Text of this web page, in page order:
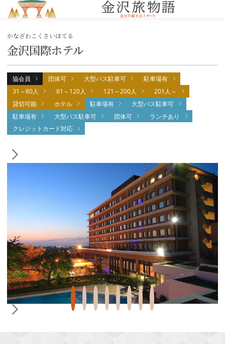
金沢国際ホテル
かなざわこくさいほてる
協会員 団体可 大型バス駐車可
駐車場有
31～80人
81～120人 121～200人
201人～
貸切可能
ホテル 駐車場有
大型バス駐車可
駐車場有
大型バス駐車可 団体可
ランチあり
クレジットカード対応